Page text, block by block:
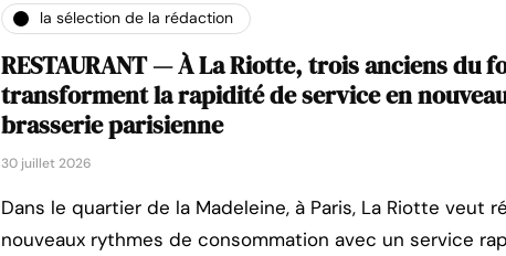
la sélection de la rédaction
RESTAURANT — À La Riotte, trois anciens du
transforment la rapidité de service en
brasserie parisienne
30 juillet 2026
Dans le quartier de la Madeleine, à Paris, La Riotte veut
nouveaux rythmes de consommation avec un service